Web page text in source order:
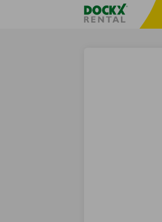
sitename